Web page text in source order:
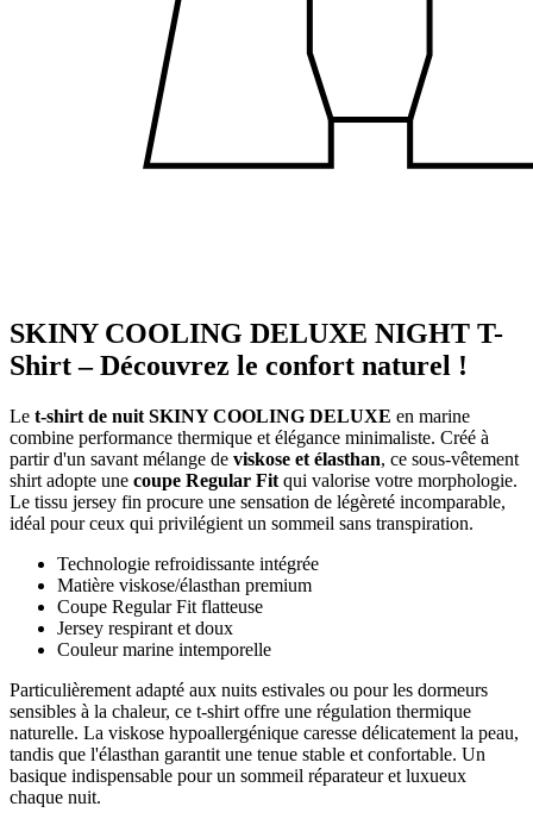
SKINY COOLING DELUXE NIGHT T-
Shirt – Découvrez le confort naturel !
Le t-shirt de nuit SKINY COOLING DELUXE en marine
combine performance thermique et élégance minimaliste. Créé à
partir d'un savant mélange de viskose et élasthan, ce sous-vêtement
shirt adopte une coupe Regular Fit qui valorise votre morphologie.
Le tissu jersey fin procure une sensation de légèreté incomparable,
idéal pour ceux qui privilégient un sommeil sans transpiration.
Technologie refroidissante intégrée
Matière viskose/élasthan premium
Coupe Regular Fit flatteuse
Jersey respirant et doux
Couleur marine intemporelle
Particulièrement adapté aux nuits estivales ou pour les dormeurs
sensibles à la chaleur, ce t-shirt offre une régulation thermique
naturelle. La viskose hypoallergénique caresse délicatement la peau,
tandis que l'élasthan garantit une tenue stable et confortable. Un
basique indispensable pour un sommeil réparateur et luxueux
chaque nuit.